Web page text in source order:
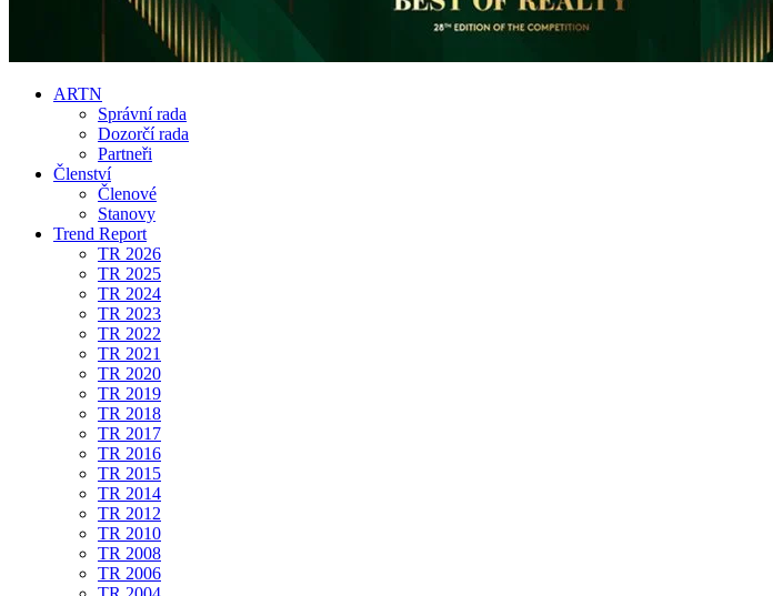
ARTN
Správní rada
Dozorčí rada
Partneři
Členství
Členové
Stanovy
Trend Report
TR 2026
TR 2025
TR 2024
TR 2023
TR 2022
TR 2021
TR 2020
TR 2019
TR 2018
TR 2017
TR 2016
TR 2015
TR 2014
TR 2012
TR 2010
TR 2008
TR 2006